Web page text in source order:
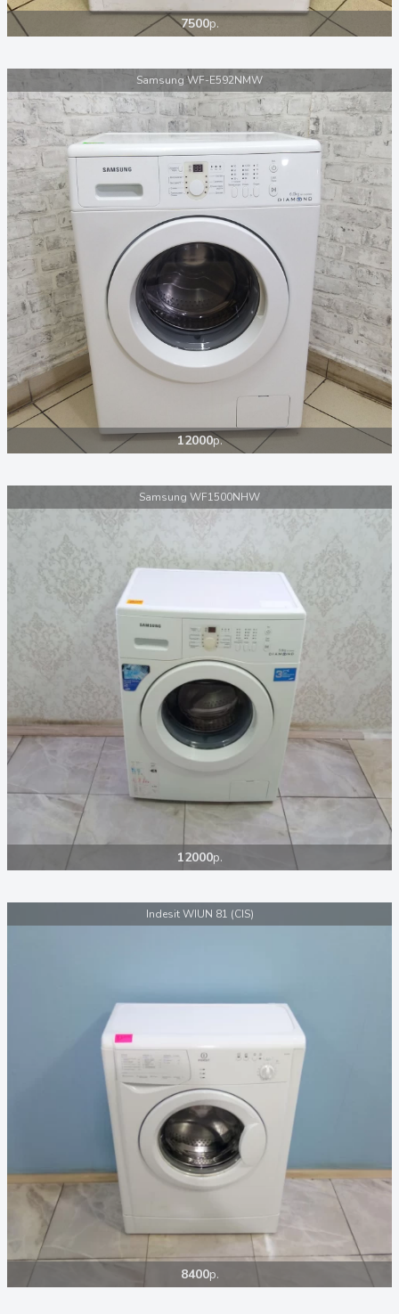
7500р.
Samsung WF-E592NMW
12000р.
Samsung WF1500NHW
12000р.
Indesit WIUN 81 (CIS)
8400р.